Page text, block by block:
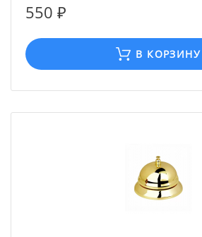
550 ₽
В КОРЗИНУ